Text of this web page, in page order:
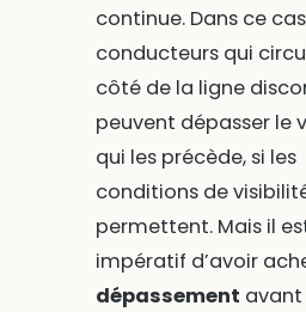
continue. Dans ce
conducteurs qui
côté de la ligne
peuvent dépasser le
qui les précède, si les
conditions de
permettent. Mais il
impératif d’avoir
dépassement avant